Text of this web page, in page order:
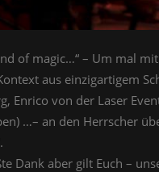
of magic…“ – Um mal
aus einzigartigem
Enrico von der Laser
…– an den Herrscher
Dank aber gilt Euch –